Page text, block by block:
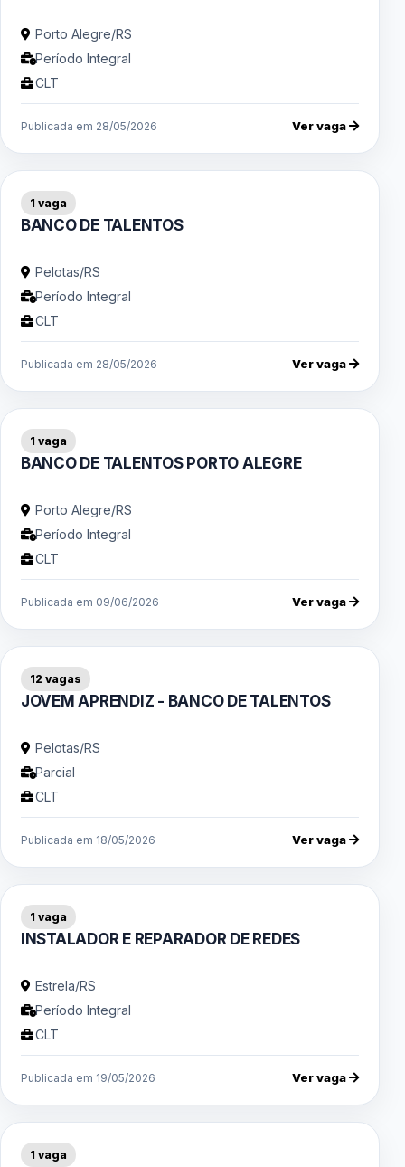
Porto Alegre/RS
Período Integral
CLT
Publicada em 28/05/2026 Ver vaga
1 vaga
BANCO DE TALENTOS
Pelotas/RS
Período Integral
CLT
Publicada em 28/05/2026 Ver vaga
1 vaga
BANCO DE TALENTOS PORTO ALEGRE
Porto Alegre/RS
Período Integral
CLT
Publicada em 09/06/2026 Ver vaga
12 vagas
JOVEM APRENDIZ - BANCO DE TALENTOS
Pelotas/RS
Parcial
CLT
Publicada em 18/05/2026 Ver vaga
1 vaga
INSTALADOR E REPARADOR DE REDES
Estrela/RS
Período Integral
CLT
Publicada em 19/05/2026 Ver vaga
1 vaga